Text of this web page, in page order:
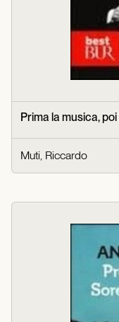
Prima la musica,
Muti, Riccardo